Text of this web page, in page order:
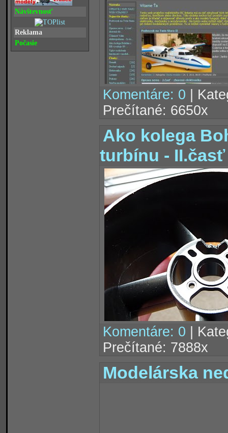
Návštevnosť
Reklama
Počasie
Komentáre: 0 |
Prečítané: 6650x
Ako kolega
turbínu - II.časť
Komentáre: 0 |
Prečítané: 7888x
Modelárska